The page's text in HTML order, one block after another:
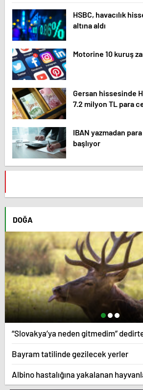
HSBC, havacılık
altına aldı
Motorine 10 kuruş
Gersan hissesinde
7.2 milyon TL para
IBAN yazmadan
başlıyor
DOĞA
“Slovakya’ya neden gitmedim”
Bayram tatilinde gezilecek yerler
Albino hastalığına yakalanan